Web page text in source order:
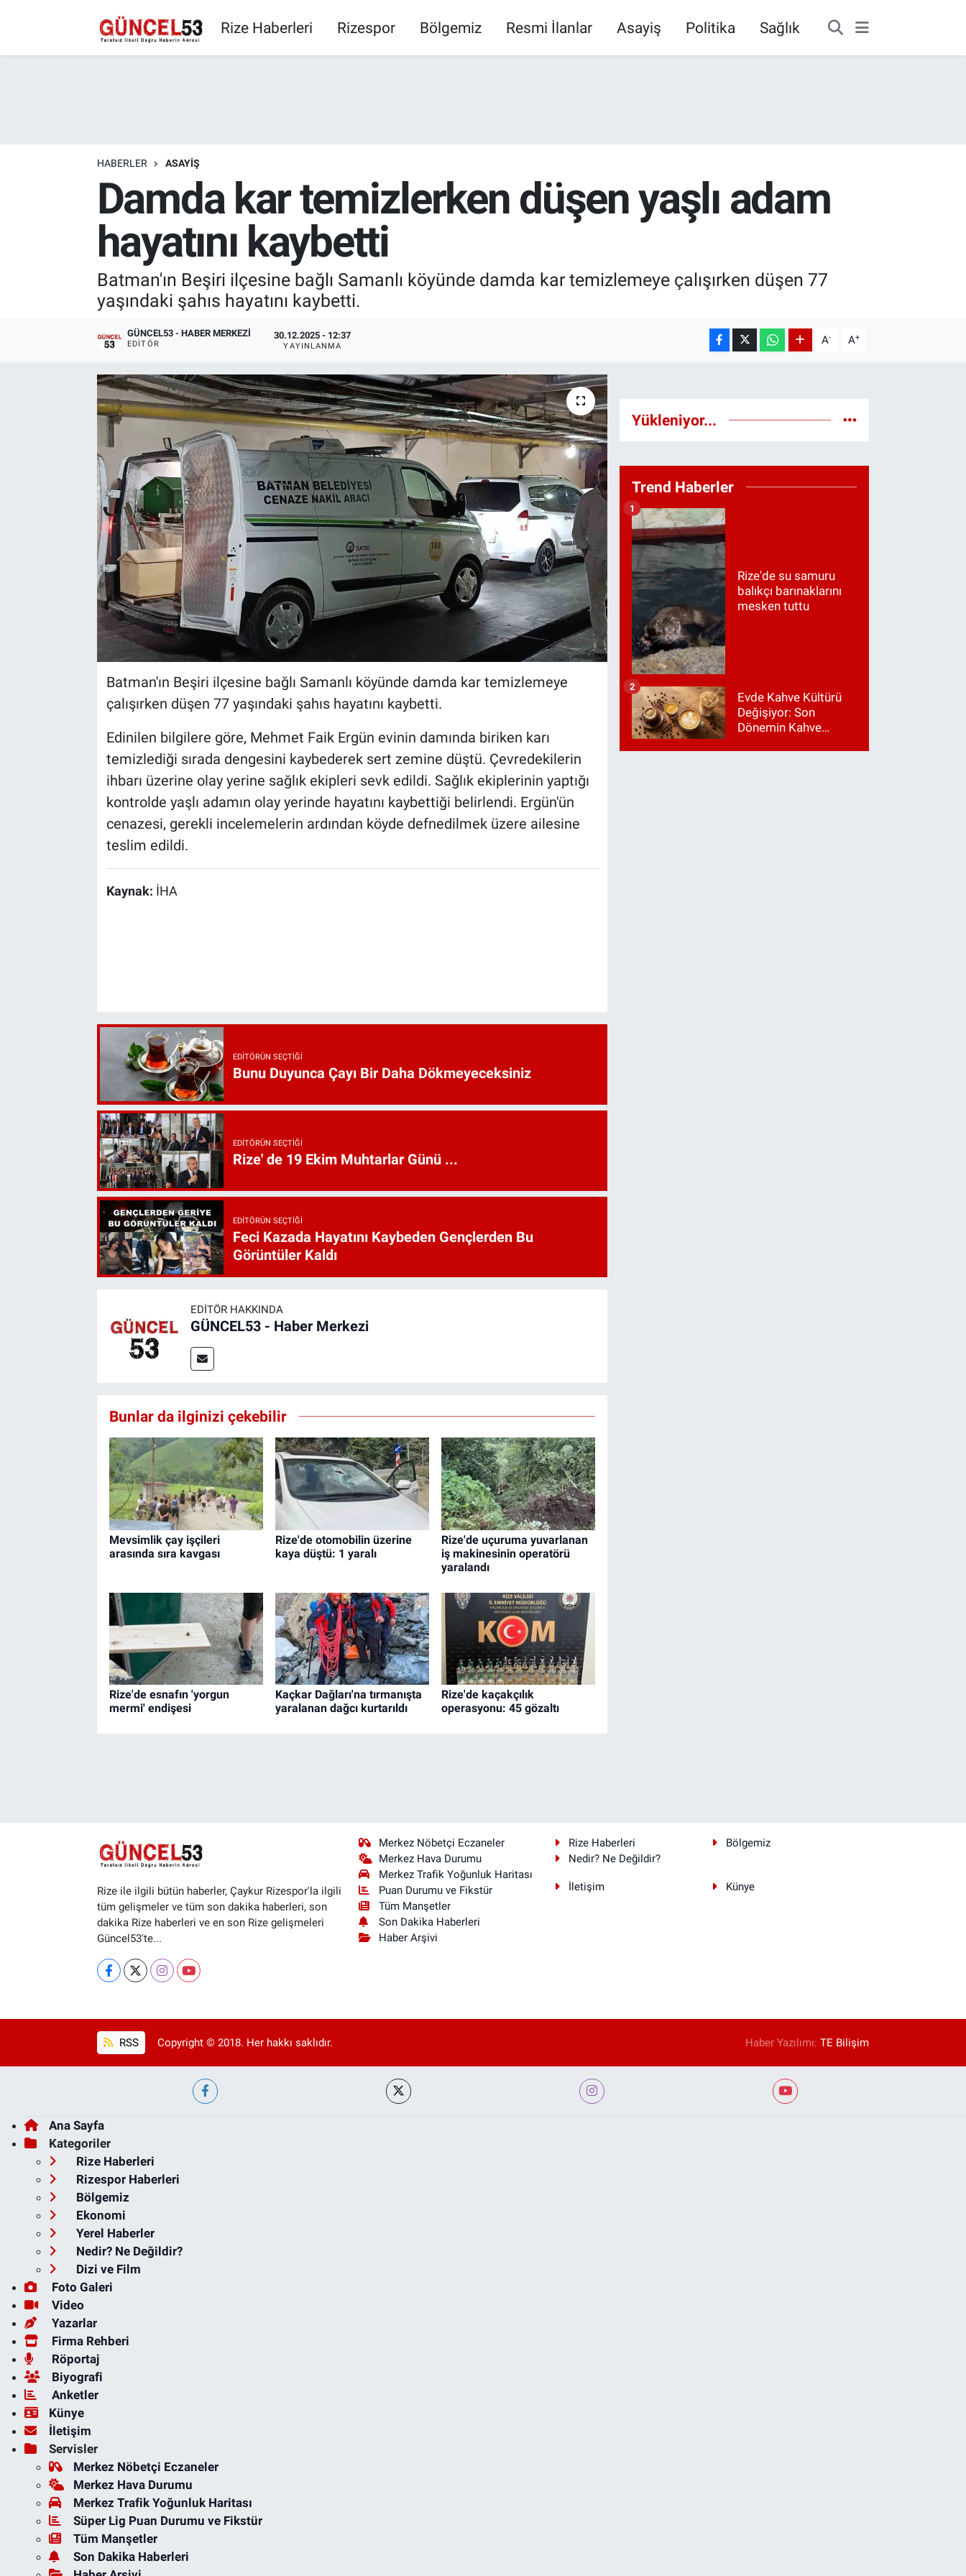
Rize Haberleri Rizespor Bölgemiz Resmi İlanlar Asayiş Politika Sağlık
HABERLER ASAYIŞ
Damda kar temizlerken düşen yaşlı adam
hayatını kaybetti
Batman'ın Beşiri ilçesine bağlı Samanlı köyünde damda kar temizlemeye çalışırken düşen 77
yaşındaki şahıs hayatını kaybetti.
GÜNCEL53 - HABER MERKEZI
EDITÖR
30.12.2025 - 12:37
YAYINLANMA A- A+
Batman'ın Beşiri ilçesine bağlı Samanlı köyünde damda kar temizlemeye
çalışırken düşen 77 yaşındaki şahıs hayatını kaybetti.
Edinilen bilgilere göre, Mehmet Faik Ergün evinin damında biriken karı
temizlediği sırada dengesini kaybederek sert zemine düştü. Çevredekilerin
ihbarı üzerine olay yerine sağlık ekipleri sevk edildi. Sağlık ekiplerinin yaptığı
kontrolde yaşlı adamın olay yerinde hayatını kaybettiği belirlendi. Ergün'ün
cenazesi, gerekli incelemelerin ardından köyde defnedilmek üzere ailesine
teslim edildi.
Kaynak: İHA
EDITÖRÜN SEÇTIĞI
Bunu Duyunca Çayı Bir Daha Dökmeyeceksiniz
EDITÖRÜN SEÇTIĞI
Rize' de 19 Ekim Muhtarlar Günü ...
EDITÖRÜN SEÇTIĞI
Feci Kazada Hayatını Kaybeden Gençlerden Bu
Görüntüler Kaldı
EDITÖR HAKKINDA
GÜNCEL53 - Haber Merkezi
Bunlar da ilginizi çekebilir
Mevsimlik çay işçileri
arasında sıra kavgası
Rize'de otomobilin üzerine
kaya düştü: 1 yaralı
Rize'de uçuruma yuvarlanan
iş makinesinin operatörü
yaralandı
Rize'de esnafın 'yorgun
mermi' endişesi
Kaçkar Dağları'na tırmanışta
yaralanan dağcı kurtarıldı
Rize'de kaçakçılık
operasyonu: 45 gözaltı
Yükleniyor...
Trend Haberler
Rize'de su samuru
balıkçı barınaklarını
mesken tuttu
1
Evde Kahve Kültürü
Değişiyor: Son
Dönemin Kahve
2
Rize ile ilgili bütün haberler, Çaykur Rizespor'la ilgili
tüm gelişmeler ve tüm son dakika haberleri, son
dakika Rize haberleri ve en son Rize gelişmeleri
Güncel53'te...
Merkez Nöbetçi Eczaneler
Merkez Hava Durumu
Merkez Trafik Yoğunluk Haritası
Puan Durumu ve Fikstür
Tüm Manşetler
Son Dakika Haberleri
Haber Arşivi
Rize Haberleri
Bölgemiz
Nedir? Ne Değildir?
İletişim Künye
RSS Copyright © 2018. Her hakkı saklıdır. Haber Yazılımı:TE Bilişim
Ana Sayfa
Kategoriler
Rize Haberleri
Rizespor Haberleri
Bölgemiz
Ekonomi
Yerel Haberler
Nedir? Ne Değildir?
Dizi ve Film
Foto Galeri
Video
Yazarlar
Firma Rehberi
Röportaj
Biyografi
Anketler
Künye
İletişim
Servisler
Merkez Nöbetçi Eczaneler
Merkez Hava Durumu
Merkez Trafik Yoğunluk Haritası
Süper Lig Puan Durumu ve Fikstür
Tüm Manşetler
Son Dakika Haberleri